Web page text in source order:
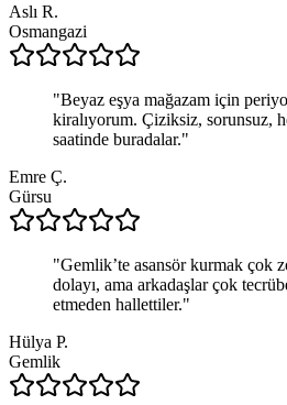
Aslı R.
Osmangazi
"Beyaz eşya mağazam için
kiralıyorum. Çiziksiz, sorunsuz,
saatinde buradalar."
Emre Ç.
Gürsu
"Gemlik’te asansör kurmak çok
dolayı, ama arkadaşlar çok
etmeden hallettiler."
Hülya P.
Gemlik